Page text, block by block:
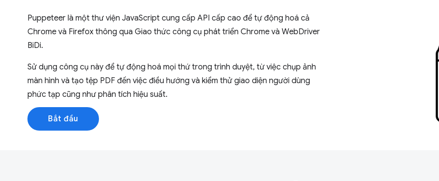
Puppeteer là một thư viện JavaScript cung cấp API cấp cao để tự động hoá cả
Chrome và Firefox thông qua Giao thức công cụ phát triển Chrome và WebDriver
BiDi.
Sử dụng công cụ này để tự động hoá mọi thứ trong trình duyệt, từ việc chụp ảnh
màn hình và tạo tệp PDF đến việc điều hướng và kiểm thử giao diện người dùng
phức tạp cũng như phân tích hiệu suất.
Bắt đầu